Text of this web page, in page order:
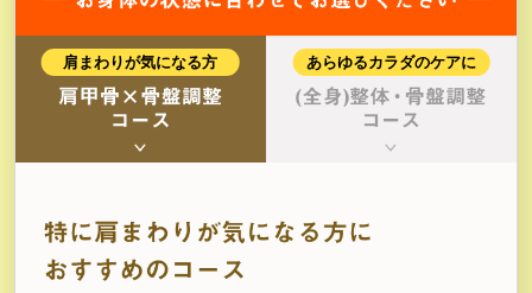
肩まわりが気になる方 あらゆるカラダのケアに